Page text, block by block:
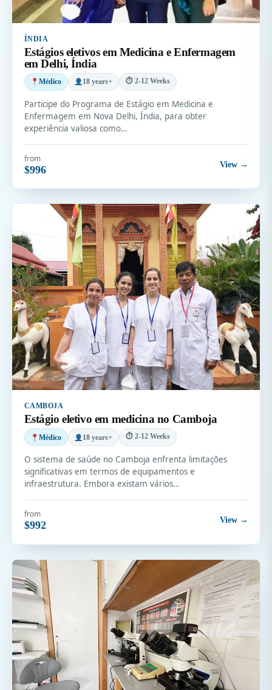
ÍNDIA
Estágios eletivos em Medicina e Enfermagem
em Delhi, Índia
Médico 18 years+ ⏱ 2-12 Weeks
Participe do Programa de Estágio em Medicina e
Enfermagem em Nova Delhi, Índia, para obter
experiência valiosa como…
from
$996 View →
CAMBOJA
Estágio eletivo em medicina no Camboja
Médico 18 years+ ⏱ 2-12 Weeks
O sistema de saúde no Camboja enfrenta limitações
significativas em termos de equipamentos e
infraestrutura. Embora existam vários…
from
$992 View →